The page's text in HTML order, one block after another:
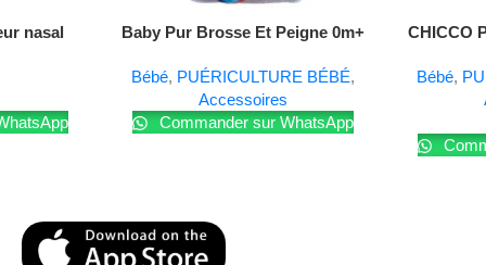
nasal Lire La Suite
Baby Pur Brosse Et Peigne 0m+
Bébé, PUÉRICULTURE BÉBÉ,
Accessoires
Commander sur WhatsApp
CHICCO
Bébé,